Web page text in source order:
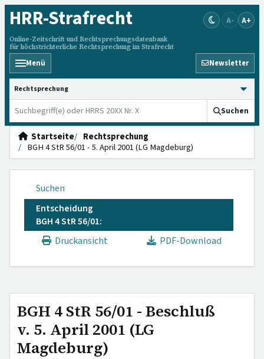
HRR-Strafrecht
Online-Zeitschrift und Rechtsprechungsdatenbank
für höchstrichterliche Rechtsprechung im Strafrecht
A- A+
Menü Newsletter
HRRS durchsuchen
Suchen
Startseite
Rechtsprechung
BGH 4 StR 56/01 - 5. April 2001 (LG Magdeburg)
Suchen
Entscheidung
BGH 4 StR 56/01:
Druckansicht
PDF-Download
BGH 4 StR 56/01 - Beschluß
v. 5. April 2001 (LG
Magdeburg)